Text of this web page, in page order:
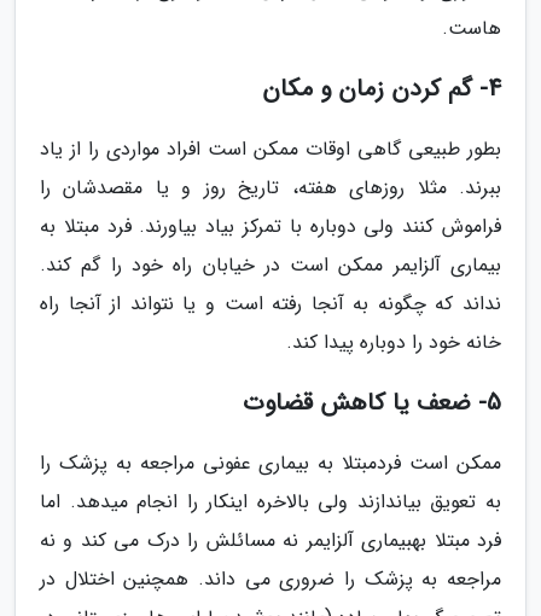
هاست.
4- گم کردن زمان و مکان
بطور طبیعی گاهی اوقات ممکن است افراد مواردی را از یاد
ببرند. مثلا روزهای هفته، تاریخ روز و یا مقصدشان را
فراموش کنند ولی دوباره با تمرکز بیاد بیاورند. فرد مبتلا به
بیماری آلزایمر ممکن است در خیابان راه خود را گم کند.
نداند که چگونه به آنجا رفته است و یا نتواند از آنجا راه
خانه خود را دوباره پیدا کند.
5- ضعف یا کاهش قضاوت
ممکن است فردمبتلا به بیماری عفونی مراجعه به پزشک را
به تعویق بیاندازند ولی بالاخره اینکار را انجام میدهد. اما
فرد مبتلا بهبیماری آلزایمر نه مسائلش را درک می کند و نه
مراجعه به پزشک را ضروری می داند. همچنین اختلال در